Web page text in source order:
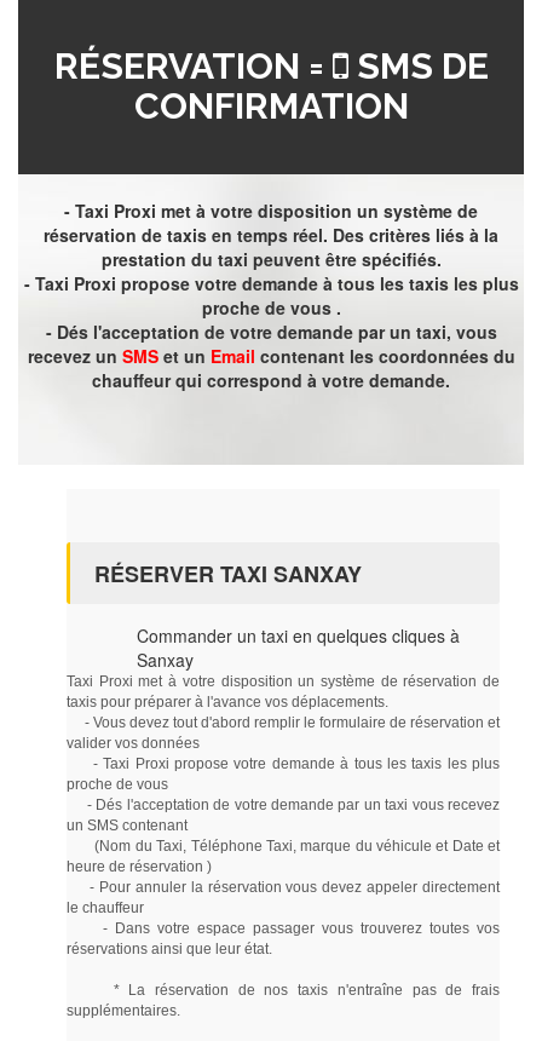
RÉSERVATION =
SMS DE
CONFIRMATION
- Taxi Proxi met à votre disposition un système de
réservation de taxis en temps réel. Des critères liés à la
prestation du taxi peuvent être spécifiés.
- Taxi Proxi propose votre demande à tous les taxis les plus
proche de vous .
- Dés l'acceptation de votre demande par un taxi, vous
recevez un SMSet un Email contenant les coordonnées du
chauffeur qui correspond à votre demande.
RÉSERVER TAXI SANXAY
Commander un taxi en quelques cliques à
Sanxay
Taxi Proxi met à votre disposition un système de réservation de
taxis pour préparer à l'avance vos déplacements.
- Vous devez tout d'abord remplir le formulaire de réservation et
valider vos données
- Taxi Proxi propose votre demande à tous les taxis les plus
proche de vous
- Dés l'acceptation de votre demande par un taxi vous recevez
un SMS contenant
(Nom du Taxi, Téléphone Taxi, marque du véhicule et Date et
heure de réservation )
- Pour annuler la réservation vous devez appeler directement
le chauffeur
- Dans votre espace passager vous trouverez toutes vos
réservations ainsi que leur état.
* La réservation de nos taxis n'entraîne pas de frais
supplémentaires.